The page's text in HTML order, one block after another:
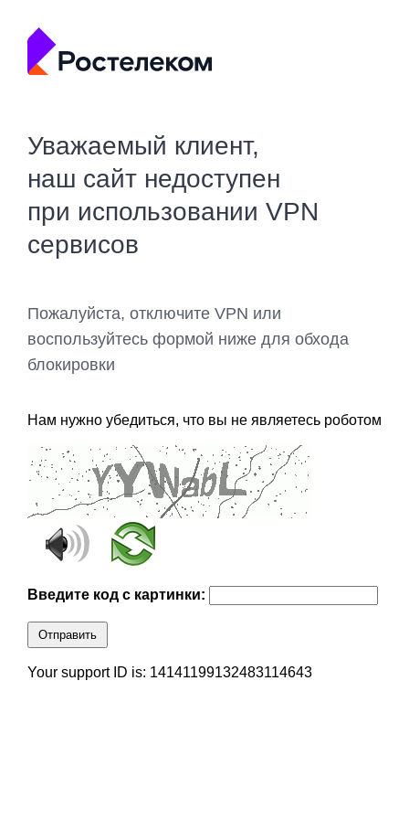
Уважаемый клиент,
наш сайт недоступен
при использовании VPN
сервисов
Пожалуйста, отключите VPN или
воспользуйтесь формой ниже для обхода
блокировки
Нам нужно убедиться, что вы не являетесь роботом
Введите код с картинки:
Отправить
Your support ID is: 14141199132483114643